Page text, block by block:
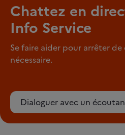
Chattez en
Info Service
Se faire aider pour arrêter
nécessaire.
Dialoguer avec un